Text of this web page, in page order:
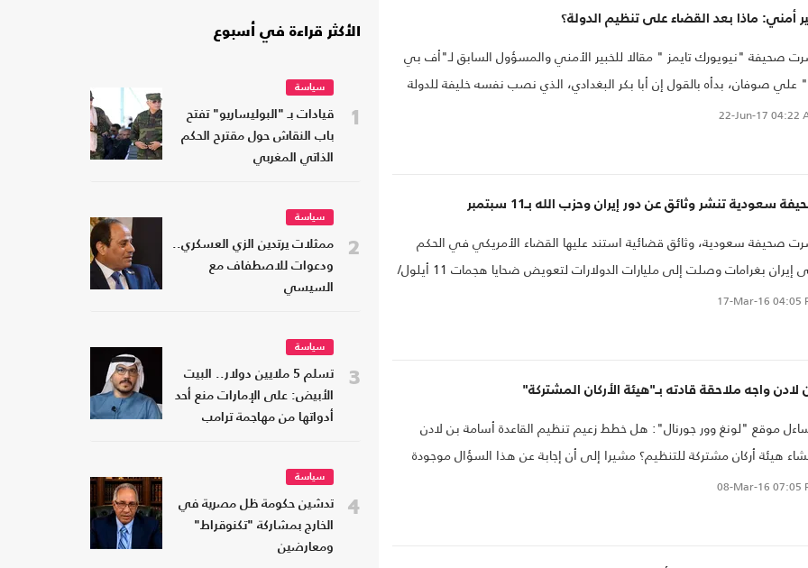
أمني: ماذا بعد القضاء على تنظيم الدولة؟
صحيفة "نيويورك تايمز " مقالا للخبير الأمني والمسؤول السابق لـ"أف بي
علي صوفان، بدأه بالقول إن أبا بكر البغدادي، الذي نصب نفسه خليفة للدولة
قد يكون قتل مرة أخرى.
22-Jun-17 04:22
سعودية تنشر وثائق عن دور إيران وحزب الله بـ11 سبتمبر
صحيفة سعودية، وثائق قضائية استند عليها القضاء الأمريكي في الحكم
على إيران بغرامات وصلت إلى مليارات الدولارات لتعويض ضحايا هجمات 11 أيلول/
العملية التي استهدفت نيويورك وواشنطن.. 17-Mar-16 04:05
لادن واجه ملاحقة قادته بـ"هيئة الأركان المشتركة"
موقع "لونغ وور جورنال": هل خطط زعيم تنظيم القاعدة أسامة بن لادن
هيئة أركان مشتركة للتنظيم؟ مشيرا إلى أن إجابة عن هذا السؤال موجودة
من الوثائق التي أفرجت عنها مديرة الأمن القومي..
08-Mar-16 07:05
الأكثر قراءة في أسبوع
1
سياسة
قيادات بـ "البوليساريو" تفتح
باب النقاش حول مقترح الحكم
الذاتي المغربي
2
سياسة
ممثلات يرتدين الزي العسكري..
ودعوات للاصطفاف مع
السيسي
3
سياسة
تسلم 5 ملايين دولار.. البيت
الأبيض: على الإمارات منع أحد
أدواتها من مهاجمة ترامب
4
سياسة
تدشين حكومة ظل مصرية في
الخارج بمشاركة "تكنوقراط"
ومعارضين